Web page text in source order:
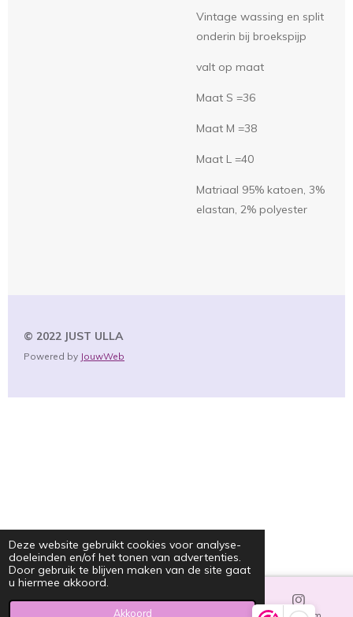
Deze website gebruikt cookies voor analyse-
doeleinden en/of het tonen van advertenties.
Door gebruik te blijven maken van de site gaat
u hiermee akkoord.
Akkoord
Vintage wassing en split
onderin bij broekspijp
valt op maat
Maat S =36
Maat M =38
Maat L =40
Matriaal 95% katoen, 3%
elastan, 2% polyester
© 2022 JUST ULLA
Powered by JouwWeb